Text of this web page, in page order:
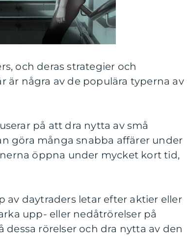
och deras strategier och
är några av de populära typerna av
på att dra nytta av små
göra många snabba affärer under
öppna under mycket kort tid,
av daytraders letar efter aktier eller
upp- eller nedåtrörelser på
dessa rörelser och dra nytta av den